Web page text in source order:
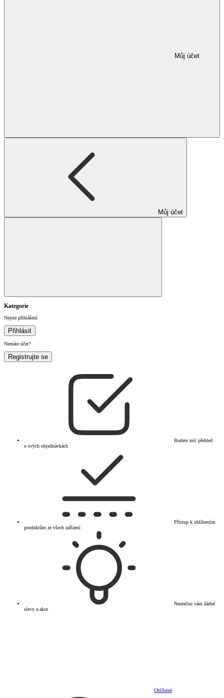
Můj účet
Můj účet
Kategorie
Nejste přihlášení
Přihlásit
Nemáte účet?
Registrujte se
Budete mít přehled
o svých objednávkách
Přístup k oblíbeným
produktům ze všech zařízení
Neutečou vám žádné
slevy a akce
Oblíbené